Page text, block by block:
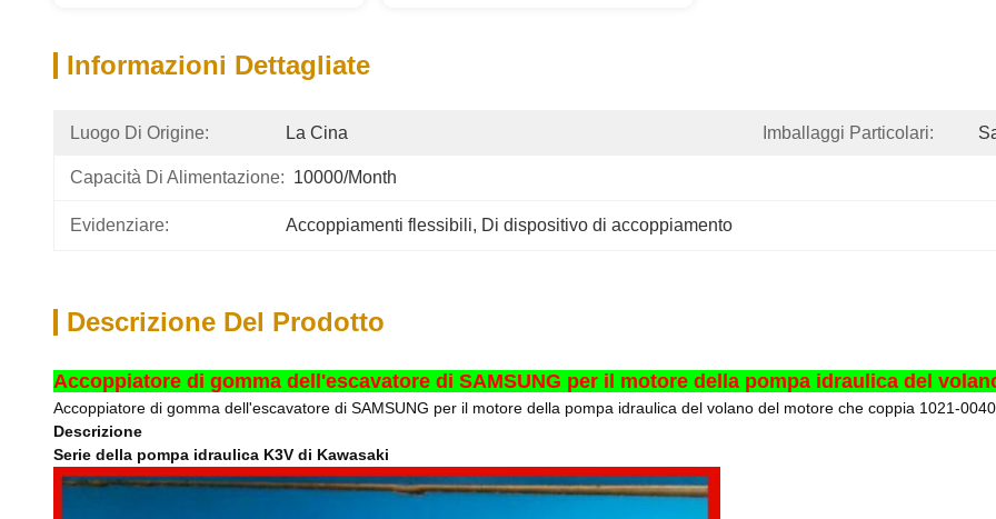
Informazioni Dettagliate
Luogo Di Origine: La Cina Imballaggi Particolari:
Capacità Di Alimentazione: 10000/month
Evidenziare: Accoppiamenti flessibili, Di dispositivo di accoppiamento
Descrizione Del Prodotto
Accoppiatore di gomma dell'escavatore di SAMSUNG per il motore della pompa idraulica del
Accoppiatore di gomma dell'escavatore di SAMSUNG per il motore della pompa idraulica del volano del motore che coppia 1021-
Descrizione
Serie della pompa idraulica K3V di Kawasaki